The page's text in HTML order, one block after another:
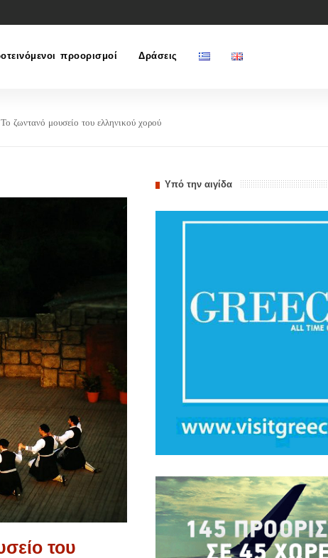
προορισμοί Δράσεις
ζωντανό μουσείο του ελληνικού χορού
του
Υπό την αιγίδα